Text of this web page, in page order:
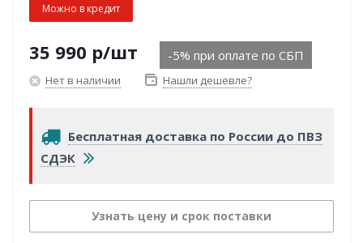
Можно в кредит
35 990 р/шт -5% при оплате по СБП
Нет в наличии Нашли дешевле?
Бесплатная доставка по России до ПВЗ
СДЭК
Узнать цену и срок поставки